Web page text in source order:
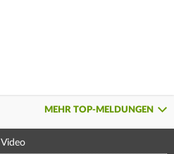
MEHR TOP-MELDUNGEN
Video